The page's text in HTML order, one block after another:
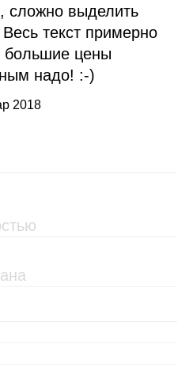
сложно выделить
текст примерно
большие цены
надо! :‑)
2018